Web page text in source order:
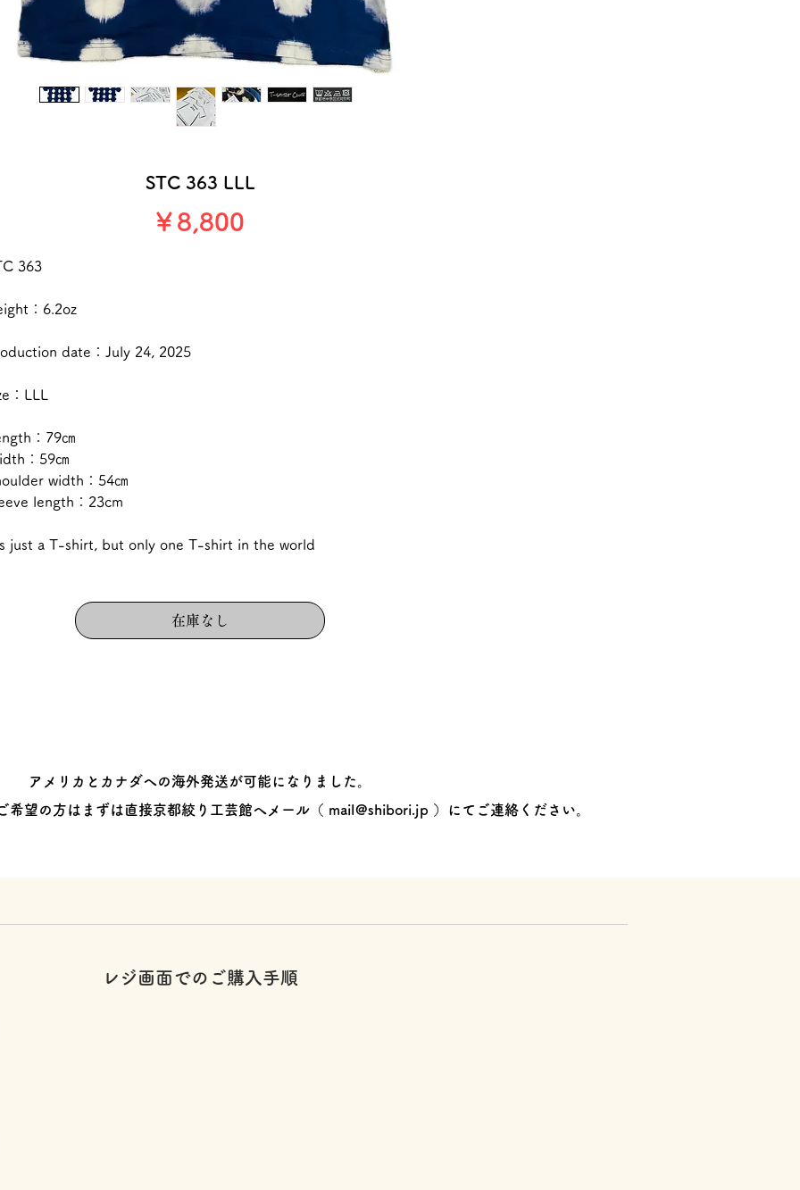
STC 363 LLL
￥8,800価
363
：6.2oz
date：July 24, 2025
：LLL
：79㎝
：59㎝
width：54㎝
length：23cm
just a T-shirt, but only one T-shirt in the world
在庫なし
アメリカとカナダへの海外発送が可能になりました。
希望の方はまずは直接京都絞り工芸館へメール（ mail@shibori.jp ）にてご連絡ください。
レジ画面でのご購入手順